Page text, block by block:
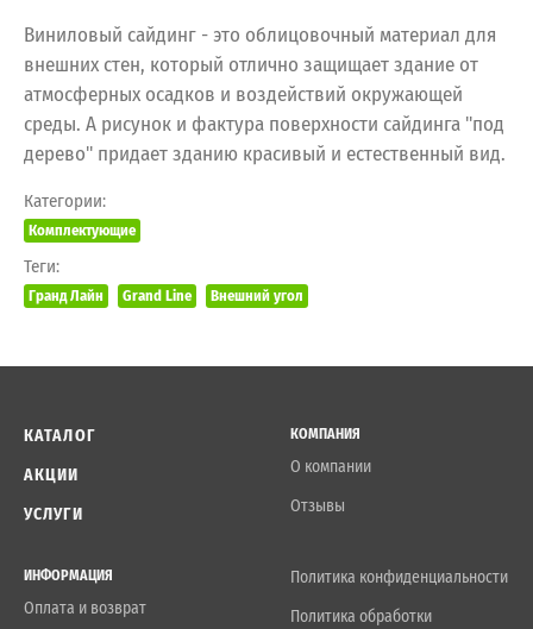
Виниловый сайдинг - это облицовочный материал для
внешних стен, который отлично защищает здание от
атмосферных осадков и воздействий окружающей
среды. А рисунок и фактура поверхности сайдинга "под
дерево" придает зданию красивый и естественный вид.
Категории:
Комплектующие
Теги:
Гранд Лайн Grand Line Внешний угол
КАТАЛОГ
АКЦИИ
УСЛУГИ
КОМПАНИЯ
О компании
Отзывы
ИНФОРМАЦИЯ
Оплата и возврат
Политика конфиденциальности
Политика обработки